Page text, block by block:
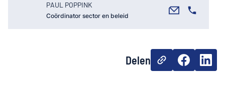
PAUL POPPINK
Coördinator sector en beleid
Delen